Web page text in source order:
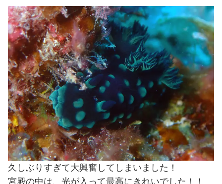
久しぶりすぎて大興奮してしまいました！
宮殿の中は、光が入って最高にきれいでした！！